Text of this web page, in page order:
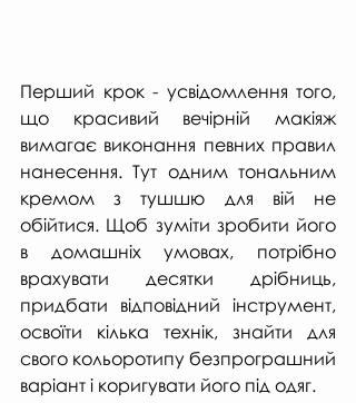
Перший крок - усвідомлення того,
що красивий вечірній макіяж
вимагає виконання певних правил
нанесення. Тут одним тональним
кремом з тушшю для вій не
обійтися. Щоб зуміти зробити його
в домашніх умовах, потрібно
врахувати десятки дрібниць,
придбати відповідний інструмент,
освоїти кілька технік, знайти для
свого кольоротипу безпрограшний
варіант і коригувати його під одяг.